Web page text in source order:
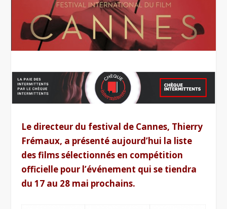
Le directeur du festival de Cannes, Thierry
Frémaux, a présenté aujourd’hui la liste
des films sélectionnés en compétition
officielle pour l’événement qui se tiendra
du 17 au 28 mai prochains.